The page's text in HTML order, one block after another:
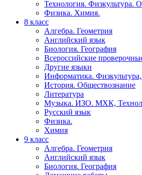
Технология. Физкультура.
Физика. Химия.
8 класс
Алгебра. Геометрия
Английский язык
Биология. География
Всероссийские
Другие языки
Информатика.
История. Обществознание
Литература
Музыка. ИЗО. МХК,
Русский язык
Физика.
Химия
9 класс
Алгебра. Геометрия
Английский язык
Биология. География